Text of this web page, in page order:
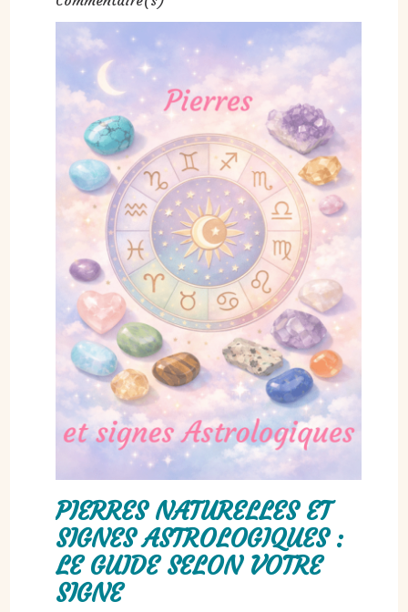
PIERRES NATURELLES ET
SIGNES ASTROLOGIQUES :
LE GUIDE SELON VOTRE
SIGNE